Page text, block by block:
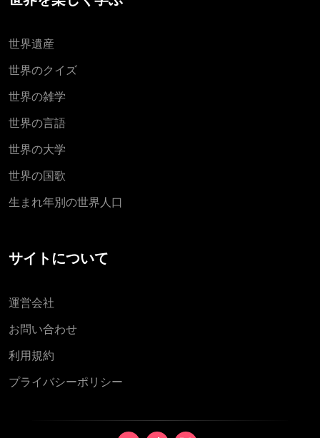
世界遺産
世界のクイズ
世界の雑学
世界の言語
世界の大学
世界の国歌
生まれ年別の世界人口
サイトについて
運営会社
お問い合わせ
利用規約
プライバシーポリシー